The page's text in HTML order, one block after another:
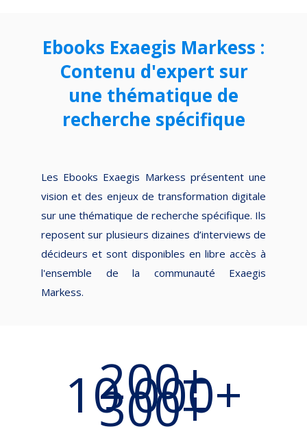
Ebooks Exaegis Markess :
Contenu d'expert sur
une thématique de
recherche spécifique
Les Ebooks Exaegis Markess présentent une
vision et des enjeux de transformation digitale
sur une thématique de recherche spécifique. Ils
reposent sur plusieurs dizaines d’interviews de
décideurs et sont disponibles en libre accès à
l'ensemble de la communauté Exaegis
Markess.
200+
10 000+
300+